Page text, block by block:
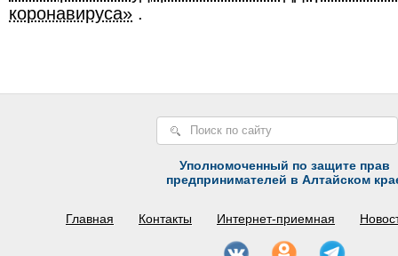
коронавируса» .
Уполномоченный по защите прав
предпринимателей в Алтайском
Главная Контакты Интернет-приемная